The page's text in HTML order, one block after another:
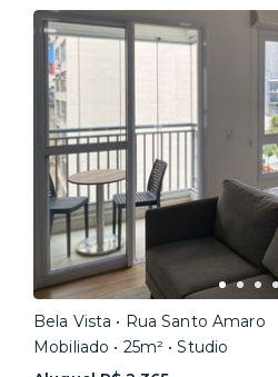
Bela Vista • Rua Santo Amaro
Mobiliado • 25m² • Studio